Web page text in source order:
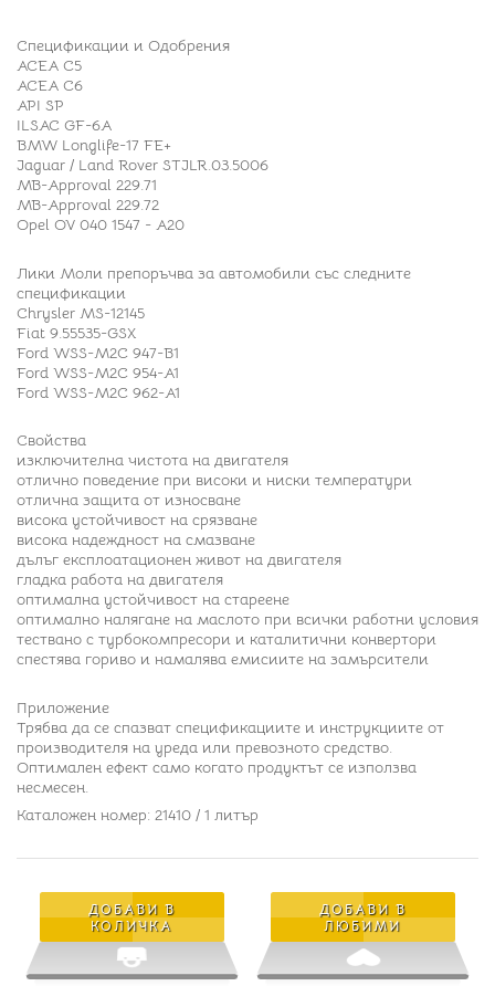
Спецификации и Одобрения
ACEA C5
ACEA C6
API SP
ILSAC GF-6A
BMW Longlife-17 FE+
Jaguar / Land Rover STJLR.03.5006
MB-Approval 229.71
MB-Approval 229.72
Opel OV 040 1547 - A20
Лики Моли препоръчва за автомобили със следните
спецификации
Chrysler MS-12145
Fiat 9.55535-GSX
Ford WSS-M2C 947-B1
Ford WSS-M2C 954-A1
Ford WSS-M2C 962-A1
Свойства
изключителна чистота на двигателя
отлично поведение при високи и ниски температури
отлична защита от износване
висока устойчивост на срязване
висока надеждност на смазване
дълъг експлоатационен живот на двигателя
гладка работа на двигателя
оптимална устойчивост на стареене
оптимално налягане на маслото при всички работни условия
тествано с турбокомпресори и каталитични конвертори
спестява гориво и намалява емисиите на замърсители
Приложение
Трябва да се спазват спецификациите и инструкциите от
производителя на уреда или превозното средство.
Оптимален ефект само когато продуктът се използва
несмесен.
Каталожен номер: 21410 / 1 литър
ДОБАВИ В
КОЛИЧКА
ДОБАВИ В
ЛЮБИМИ